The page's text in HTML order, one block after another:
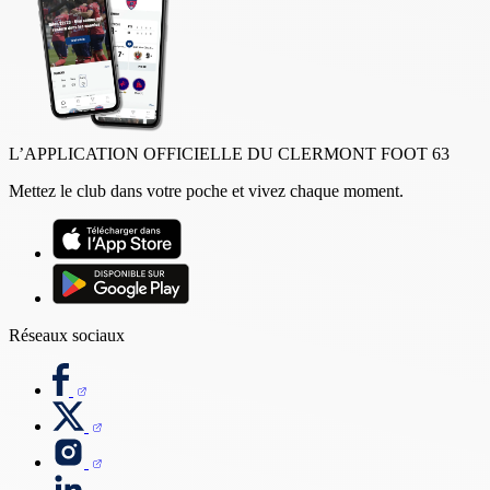
L’APPLICATION OFFICIELLE DU CLERMONT FOOT 63
Mettez le club dans votre poche et vivez chaque moment.
Réseaux sociaux